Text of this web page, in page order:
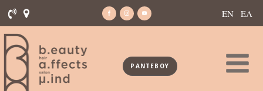
ΕΝ ΕΛ
ΡΑΝΤΕΒΟΥ